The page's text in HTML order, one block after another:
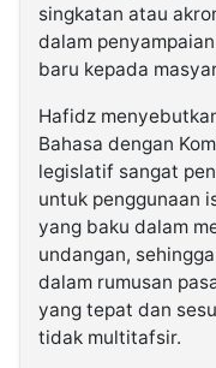
singkatan atau
dalam
baru kepada
Hafidz
Bahasa dengan
legislatif sangat
untuk penggunaan
yang baku dalam
undangan,
dalam rumusan
yang tepat dan
tidak multitafsir.